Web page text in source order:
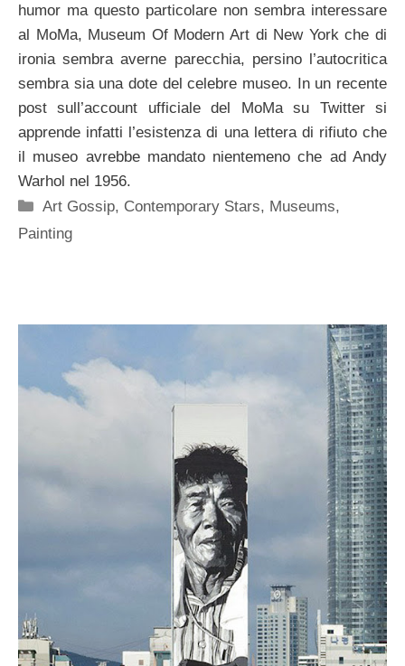
humor ma questo particolare non sembra interessare
al MoMa, Museum Of Modern Art di New York che di
ironia sembra averne parecchia, persino l’autocritica
sembra sia una dote del celebre museo. In un recente
post sull’account ufficiale del MoMa su Twitter si
apprende infatti l’esistenza di una lettera di rifiuto che
il museo avrebbe mandato nientemeno che ad Andy
Warhol nel 1956.
Categorie
Art Gossip, Contemporary Stars, Museums,
Painting